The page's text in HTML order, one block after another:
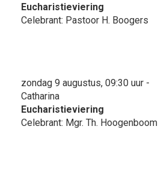
Eucharistieviering
Celebrant: Pastoor H. Boogers
zondag 9 augustus, 09:30 uur -
Catharina
Eucharistieviering
Celebrant: Mgr. Th. Hoogenboom